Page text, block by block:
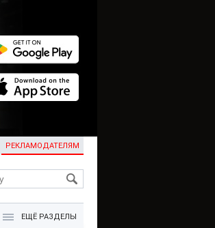
РЕКЛАМОДАТЕЛЯМ
KG
ЕЩЁ РАЗДЕЛЫ